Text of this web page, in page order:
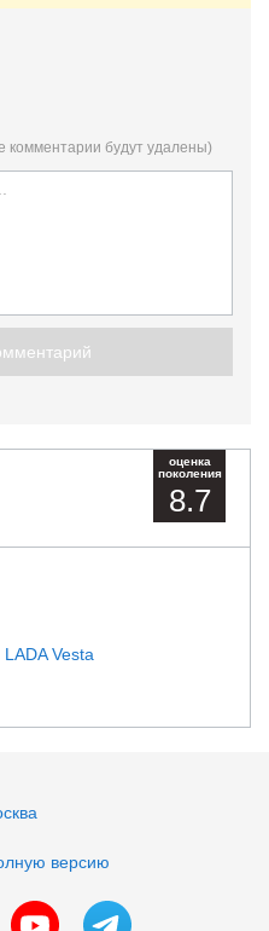
будут удалены)
оценка
поколения
8.7
LADA Vesta
версию